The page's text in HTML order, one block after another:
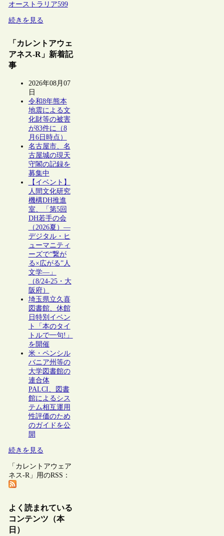
オーストラリア599
続きを見る
「カレントアウェ
アネス-R」新着記
事
2026年08月07
日
令和8年熊本
地震による文
化財等の被害
が83件に（8
月6日時点）
名古屋市、名
古屋城の現天
守閣の記録を
募集中
【イベント】
人間文化研究
機構DH推進
室、「第5回
DH若手の会
（2026夏）―
デジタル・ヒ
ューマニティ
ーズで“繋が
る×広がる”人
文学―」
（8/24-25・大
阪府）
埼玉県立久喜
図書館、休館
日特別イベン
ト「本のタイ
トルで一句!」
を開催
米・ペンシル
バニア州等の
大学図書館の
連合体
PALCI、図書
館によるシス
テム相互運用
性評価のため
のガイドを公
開
続きを見る
「カレントアウェア
ネス-R」用のRSS：
よく読まれている
コンテンツ（本
日）